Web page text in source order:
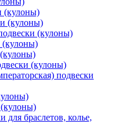
(кулоны)
(кулоны)
(кулоны)
(кулоны)
(кулоны)
подвески
для браслетов, колье,